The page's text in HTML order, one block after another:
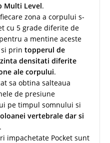
Multi Level.
zona a corpului s-
cu 5 grade diferite de
a mentine aceste
prin topperul de
densitati diferite
ale corpului.
sa obtina salteaua
de presiune
pe timpul somnului si
vertebrale dar si
.
impachetate Pocket sunt